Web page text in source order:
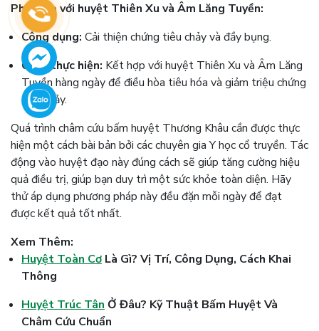
Phối hợp với huyệt Thiên Xu và Âm Lăng Tuyền:
Công dụng: Cải thiện chứng tiêu chảy và đầy bụng.
Cách thực hiện: Kết hợp với huyệt Thiên Xu và Âm Lăng
Tuyền hàng ngày để điều hòa tiêu hóa và giảm triệu chứng
tiêu chảy.
Quá trình châm cứu bấm huyệt Thương Khâu cần được thực
hiện một cách bài bản bởi các chuyên gia Y học cổ truyền. Tác
động vào huyệt đạo này đúng cách sẽ giúp tăng cường hiệu
quả điều trị, giúp bạn duy trì một sức khỏe toàn diện. Hãy
thử áp dụng phương pháp này đều đặn mỗi ngày để đạt
được kết quả tốt nhất.
Xem Thêm:
Huyệt Toàn Cơ Là Gì? Vị Trí, Công Dụng, Cách Khai
Thông
Huyệt Trúc Tân Ở Đâu? Kỹ Thuật Bấm Huyệt Và
Châm Cứu Chuẩn